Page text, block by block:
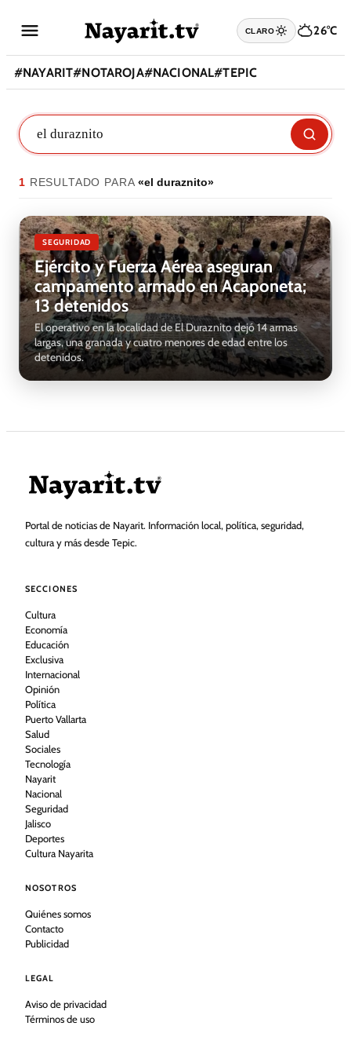
CLARO 26°C
#NAYARIT#NOTAROJA#NACIONAL#TEPIC
1 RESULTADO PARA«el duraznito»
SEGURIDAD
Ejército y Fuerza Aérea aseguran
campamento armado en Acaponeta;
13 detenidos
El operativo en la localidad de El Duraznito dejó 14 armas
largas, una granada y cuatro menores de edad entre los
detenidos.
Portal de noticias de Nayarit. Información local, política, seguridad,
cultura y más desde Tepic.
SECCIONES
Cultura
Economía
Educación
Exclusiva
Internacional
Opinión
Política
Puerto Vallarta
Salud
Sociales
Tecnología
Nayarit
Nacional
Seguridad
Jalisco
Deportes
Cultura Nayarita
NOSOTROS
Quiénes somos
Contacto
Publicidad
LEGAL
Aviso de privacidad
Términos de uso